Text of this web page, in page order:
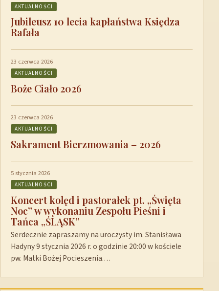
AKTUALNOŚCI
Jubileusz 10 lecia kapłaństwa Księdza
Rafała
23 czerwca 2026
AKTUALNOŚCI
Boże Ciało 2026
23 czerwca 2026
AKTUALNOŚCI
Sakrament Bierzmowania – 2026
5 stycznia 2026
AKTUALNOŚCI
Koncert kolęd i pastorałek pt. „Święta
Noc” w wykonaniu Zespołu Pieśni i
Tańca „ŚLĄSK”
Serdecznie zapraszamy na uroczysty im. Stanisława
Hadyny 9 stycznia 2026 r. o godzinie 20:00 w kościele
pw. Matki Bożej Pocieszenia.…